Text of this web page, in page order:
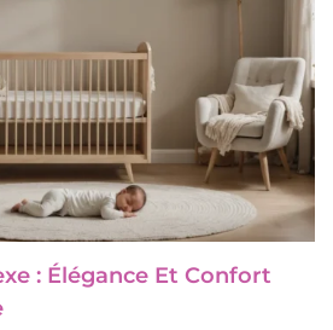
: Élégance Et Confort